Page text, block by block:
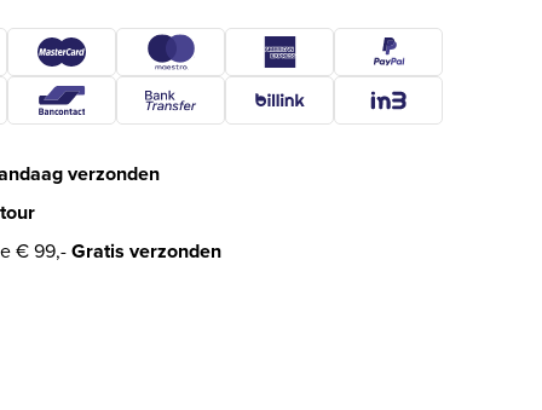
verzonden
€ 99,-Gratis verzonden